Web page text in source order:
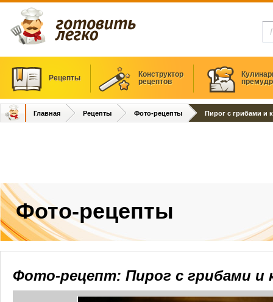
Рецепты
Конструктор
рецептов
Главная Рецепты Фото-рецепты Пирог с грибами и
Фото-рецепты
Фото-рецепт: Пирог с грибами и